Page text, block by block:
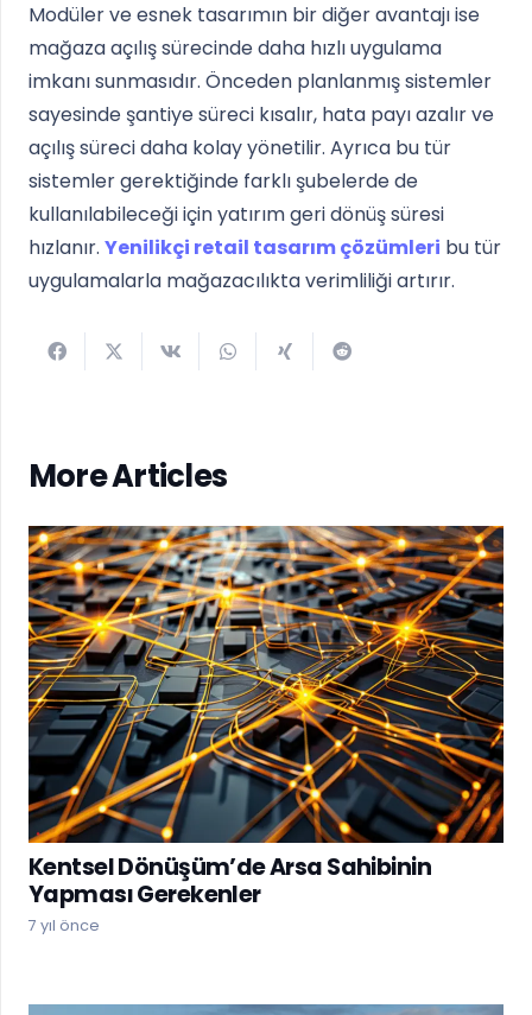
Modüler ve esnek tasarımın bir diğer avantajı ise
mağaza açılış sürecinde daha hızlı uygulama
imkanı sunmasıdır. Önceden planlanmış sistemler
sayesinde şantiye süreci kısalır, hata payı azalır ve
açılış süreci daha kolay yönetilir. Ayrıca bu tür
sistemler gerektiğinde farklı şubelerde de
kullanılabileceği için yatırım geri dönüş süresi
hızlanır. Yenilikçi retail tasarım çözümleri bu tür
uygulamalarla mağazacılıkta verimliliği artırır.
More Articles
Kentsel Dönüşüm’de Arsa Sahibinin
Yapması Gerekenler
7 yıl önce